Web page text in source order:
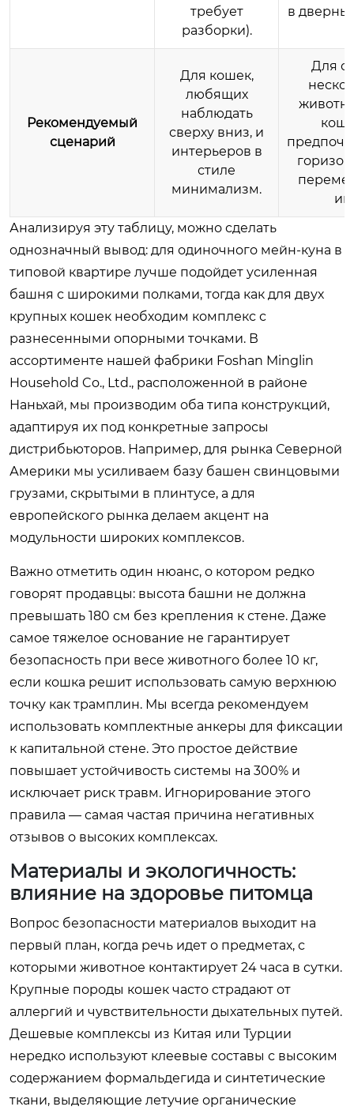
требует
разборки).
в
Рекомендуемый
сценарий
Для кошек,
любящих
наблюдать
сверху вниз, и
интерьеров в
стиле
минимализм.
Для
Анализируя эту таблицу, можно сделать
однозначный вывод: для одиночного мейн-куна в
типовой квартире лучше подойдет усиленная
башня с широкими полками, тогда как для двух
крупных кошек необходим комплекс с
разнесенными опорными точками. В
ассортименте нашей фабрики Foshan Minglin
Household Co., Ltd., расположенной в районе
Наньхай, мы производим оба типа конструкций,
адаптируя их под конкретные запросы
дистрибьюторов. Например, для рынка Северной
Америки мы усиливаем базу башен свинцовыми
грузами, скрытыми в плинтусе, а для
европейского рынка делаем акцент на
модульности широких комплексов.
Важно отметить один нюанс, о котором редко
говорят продавцы: высота башни не должна
превышать 180 см без крепления к стене. Даже
самое тяжелое основание не гарантирует
безопасность при весе животного более 10 кг,
если кошка решит использовать самую верхнюю
точку как трамплин. Мы всегда рекомендуем
использовать комплектные анкеры для фиксации
к капитальной стене. Это простое действие
повышает устойчивость системы на 300% и
исключает риск травм. Игнорирование этого
правила — самая частая причина негативных
отзывов о высоких комплексах.
Материалы и экологичность:
влияние на здоровье питомца
Вопрос безопасности материалов выходит на
первый план, когда речь идет о предметах, с
которыми животное контактирует 24 часа в сутки.
Крупные породы кошек часто страдают от
аллергий и чувствительности дыхательных путей.
Дешевые комплексы из Китая или Турции
нередко используют клеевые составы с высоким
содержанием формальдегида и синтетические
ткани, выделяющие летучие органические